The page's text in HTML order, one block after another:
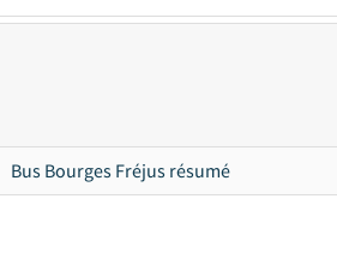
Bus Bourges Fréjus résumé